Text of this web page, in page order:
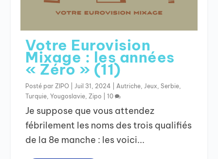
Votre Eurovision
Mixage : les années
« Zéro » (11)
Posté parZIPO Juil 31, 2024 Autriche Jeux ,Serbie
Turquie ,Yougoslavie ,Zipo |10
Je suppose que vous attendez
fébrilement les noms des trois qualifiés
de la 8e manche : les voici...